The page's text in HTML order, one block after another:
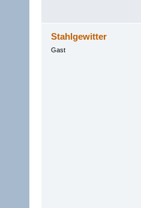
Stahlgewitter
Gast